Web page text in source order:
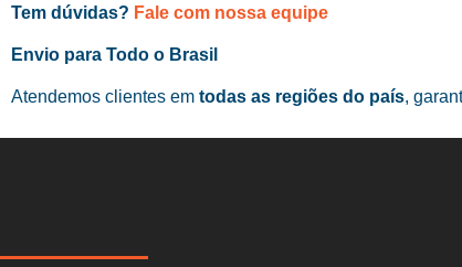
Tem dúvidas? Fale com nossa equipe
Envio para Todo o Brasil
Atendemos clientes em todas as regiões do país,